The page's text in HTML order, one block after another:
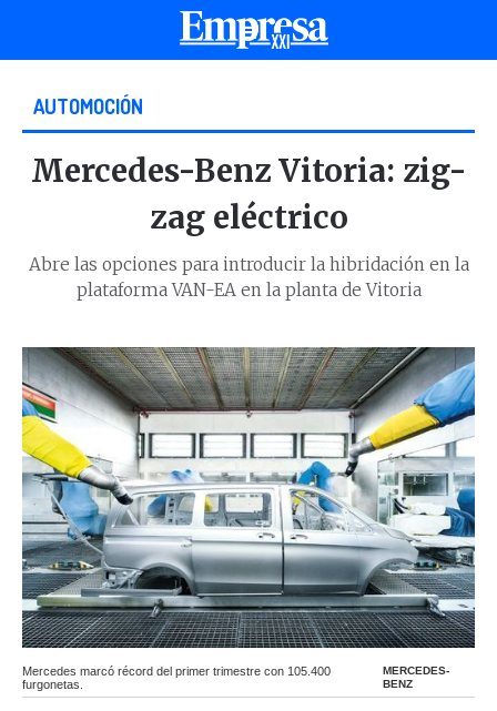
AUTOMOCIÓN
Mercedes-Benz Vitoria: zig-
zag eléctrico
Abre las opciones para introducir la hibridación en la
plataforma VAN-EA en la planta de Vitoria
Mercedes marcó récord del primer trimestre con 105.400
furgonetas.
MERCEDES-
BENZ